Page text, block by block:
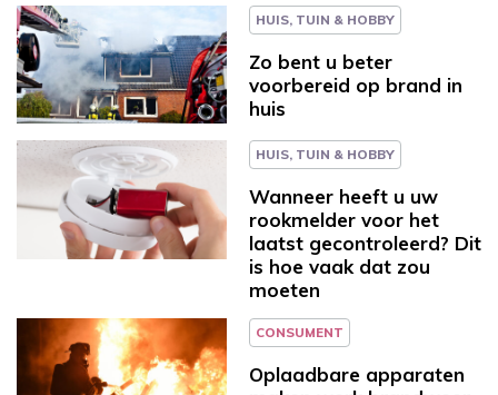
HUIS, TUIN & HOBBY
Zo bent u beter
voorbereid op brand in
huis
HUIS, TUIN & HOBBY
Wanneer heeft u uw
rookmelder voor het
laatst gecontroleerd? Dit
is hoe vaak dat zou
moeten
CONSUMENT
Oplaadbare apparaten